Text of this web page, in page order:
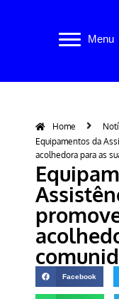
Menu
Home
Equipamentos da
acolhedora para as
Facebook